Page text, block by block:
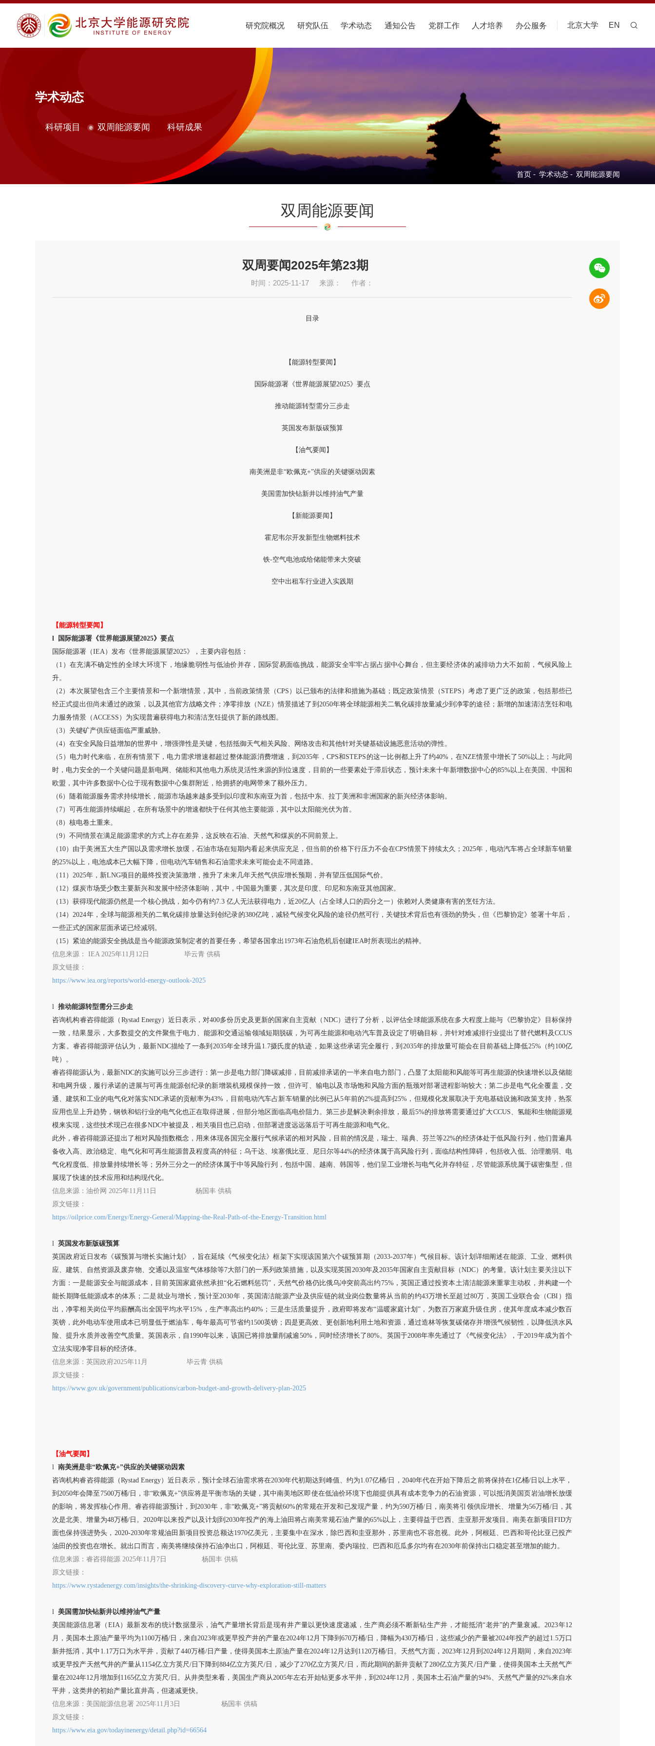
研究院概况 研究队伍 学术动态 通知公告 党群工作 人才培养 办公服务 北京大学 EN
首页 - 学术动态 - 双周能源要闻
学术动态
科研项目 双周能源要闻 科研成果
双周能源要闻
双周要闻2025年第23期
时间：2025-11-17 来源： 作者：
目录
【能源转型要闻】
国际能源署《世界能源展望2025》要点
推动能源转型需分三步走
英国发布新版碳预算
【油气要闻】
南美洲是非“欧佩克+”供应的关键驱动因素
美国需加快钻新井以维持油气产量
【新能源要闻】
霍尼韦尔开发新型生物燃料技术
铁-空气电池或给储能带来大突破
空中出租车行业进入实践期
【能源转型要闻】
l
国际能源署《世界能源展望2025》要点
国际能源署（IEA）发布《世界能源展望2025》，主要内容包括：
（ 1）在充满不确定性的全球大环境下，地缘脆弱性与低油价并存，国际贸易面临挑战，能源安全牢牢占据占据中心舞台，但主要经济体的减排动力大不如前，气候风险上
升。
（2）本次展望包含三个主要情景和一个新增情景，其中，当前政策情景（CPS）以已颁布的法律和措施为基础；既定政策情景（STEPS）考虑了更广泛的政策，包括那些已
经正式提出但尚未通过的政策，以及其他官方战略文件；净零排放（NZE）情景描述了到2050年将全球能源相关二氧化碳排放量减少到净零的途径；新增的加速清洁烹饪和电
力服务情景（ACCESS）为实现普遍获得电力和清洁烹饪提供了新的路线图。
（3）关键矿产供应链面临严重威胁。
（4）在安全风险日益增加的世界中，增强弹性是关键，包括抵御天气相关风险、网络攻击和其他针对关键基础设施恶意活动的弹性。
（5）电力时代来临，在所有情景下，电力需求增速都超过整体能源消费增速，到2035年，CPS和STEPS的这一比例都上升了约40%，在NZE情景中增长了50%以上；与此同
时，电力安全的一个关键问题是新电网、储能和其他电力系统灵活性来源的到位速度，目前的一些要素处于滞后状态，预计未来十年新增数据中心的85%以上在美国、中国和
欧盟，其中许多数据中心位于现有数据中心集群附近，给拥挤的电网带来了额外压力。
（6）随着能源服务需求持续增长，能源市场越来越多受到以印度和东南亚为首，包括中东、拉丁美洲和非洲国家的新兴经济体影响。
（ 7）可再生能源持续崛起，在所有场景中的增速都快于任何其他主要能源，其中以太阳能光伏为首。
（8）核电卷土重来。
（9）不同情景在满足能源需求的方式上存在差异，这反映在石油、天然气和煤炭的不同前景上。
（ 10）由于美洲五大生产国以及需求增长放缓，石油市场在短期内看起来供应充足，但当前的价格下行压力不会在CPS情景下持续太久；2025年，电动汽车将占全球新车销量
的25%以上，电池成本已大幅下降，但电动汽车销售和石油需求未来可能会走不同道路。
（ 11）2025年，新LNG项目的最终投资决策激增，推升了未来几年天然气供应增长预期，并有望压低国际气价。
（ 12）煤炭市场受少数主要新兴和发展中经济体影响，其中，中国最为重要，其次是印度、印尼和东南亚其他国家。
（ 13）获得现代能源仍然是一个核心挑战，如今仍有约7.3 亿人无法获得电力，近20亿人（占全球人口的四分之一）依赖对人类健康有害的烹饪方法。
（ 14）2024年，全球与能源相关的二氧化碳排放量达到创纪录的380亿吨，减轻气候变化风险的途径仍然可行，关键技术背后也有强劲的势头，但《巴黎协定》签署十年后，
一些正式的国家层面承诺已经减弱。
（ 15）紧迫的能源安全挑战是当今能源政策制定者的首要任务，希望各国拿出1973年石油危机后创建IEA时所表现出的精神。
信息来源：
IEA 2025年11月12日 毕云青 供稿
原文链接：
https://www.iea.org/reports/world-energy-outlook-2025
l 推动能源转型需分三步走
咨询机构睿咨得能源（ Rystad Energy）近日表示，对400多份历史及更新的国家自主贡献（NDC）进行了分析，以评估全球能源系统在多大程度上能与《巴黎协定》目标保持
一致，结果显示，大多数提交的文件聚焦于电力、能源和交通运输领域短期脱碳，为可再生能源和电动汽车普及设定了明确目标，并针对难减排行业提出了替代燃料及CCUS
方案。睿咨得能源评估认为，最新NDC描绘了一条到2035年全球升温1.7摄氏度的轨迹，如果这些承诺完全履行，到2035年的排放量可能会在目前基础上降低25%（约100亿
吨）。
睿咨得能源认为，最新NDC的实施可以分三步进行：第一步是电力部门降碳减排，目前减排承诺的一半来自电力部门，凸显了太阳能和风能等可再生能源的快速增长以及储能
和电网升级，履行承诺的进展与可再生能源创纪录的新增装机规模保持一致，但许可、输电以及市场饱和风险方面的瓶颈对部署进程影响较大；第二步是电气化全覆盖，交
通、建筑和工业的电气化对落实NDC承诺的贡献率为43%，目前电动汽车占新车销量的比例已从5年前的2%提高到25%，但规模化发展取决于充电基础设施和政策支持，热泵
应用也呈上升趋势，钢铁和铝行业的电气化也正在取得进展，但部分地区面临高电价阻力。第三步是解决剩余排放，最后5%的排放将需要通过扩大CCUS、氢能和生物能源规
模来实现，这些技术现已在很多NDC中被提及，相关项目也已启动，但部署进度远远落后于可再生能源和电气化。
此外，睿咨得能源还提出了相对风险指数概念，用来体现各国完全履行气候承诺的相对风险，目前的情况是，瑞士、瑞典、芬兰等22%的经济体处于低风险行列，他们普遍具
备收入高、政治稳定、电气化和可再生能源普及程度高的特征；乌干达、埃塞俄比亚、尼日尔等44%的经济体属于高风险行列，面临结构性障碍，包括收入低、治理脆弱、电
气化程度低、排放量持续增长等；另外三分之一的经济体属于中等风险行列，包括中国、越南、韩国等，他们呈工业增长与电气化并存特征，尽管能源系统属于碳密集型，但
展现了快速的技术应用和结构现代化。
信息来源：油价网 2025年11月11日 杨国丰 供稿
原文链接：
https://oilprice.com/Energy/Energy-General/Mapping-the-Real-Path-of-the-Energy-Transition.html
l 英国发布新版碳预算
英国政府近日发布《碳预算与增长实施计划》，旨在延续《气候变化法》框架下实现该国第六个碳预算期（2033-2037年）气候目标。该计划详细阐述在能源、工业、燃料供
应、建筑、自然资源及废弃物、交通以及温室气体移除等7大部门的一系列政策措施，以及实现英国2030年及2035年国家自主贡献目标（NDC）的考量。该计划主要关注以下
方面：一是能源安全与能源成本，目前英国家庭依然承担“化石燃料惩罚”，天然气价格仍比俄乌冲突前高出约75%，英国正通过投资本土清洁能源来重掌主动权，并构建一个
能长期降低能源成本的体系；二是就业与增长，预计至2030年，英国清洁能源产业及供应链的就业岗位数量将从当前的约43万增长至超过80万，英国工业联合会（CBI）指
出，净零相关岗位平均薪酬高出全国平均水平15%，生产率高出约40%；三是生活质量提升，政府即将发布“温暖家庭计划”，为数百万家庭升级住房，使其年度成本减少数百
英镑，此外电动车使用成本已明显低于燃油车，每年最高可节省约1500英镑；四是更高效、更创新地利用土地和资源，通过造林等恢复碳储存并增强气候韧性，以降低洪水风
险、提升水质并改善空气质量。英国表示，自1990年以来，该国已将排放量削减逾50%，同时经济增长了80%。英国于2008年率先通过了《气候变化法》，于2019年成为首个
立法实现净零目标的经济体。
信息来源：英国政府2025年11月 毕云青 供稿
原文链接：
https://www.gov.uk/government/publications/carbon-budget-and-growth-delivery-plan-2025
【油气要闻】
l 南美洲是非“欧佩克+”供应的关键驱动因素
咨询机构睿咨得能源（Rystad Energy）近日表示，预计全球石油需求将在2030年代初期达到峰值、约为1.07亿桶/日，2040年代在开始下降后之前将保持在1亿桶/日以上水平，
到2050年会降至7500万桶/日，非“欧佩克+”供应将是平衡市场的关键，其中南美地区即使在低油价环境下也能提供具有成本竞争力的石油资源，可以抵消美国页岩油增长放缓
的影响，将发挥核心作用。睿咨得能源预计，到2030年，非“欧佩克+”将贡献60%的常规在开发和已发现产量，约为590万桶/日，南美将引领供应增长、增量为56万桶/日，其
次是北美、增量为48万桶/日。2020年以来投产以及计划到2030年投产的海上油田将占南美常规石油产量的65%以上，主要得益于巴西、圭亚那开发项目。南美在新项目FID方
面也保持强进势头，2020-2030年常规油田新项目投资总额达1970亿美元，主要集中在深水，除巴西和圭亚那外，苏里南也不容忽视。此外，阿根廷、巴西和哥伦比亚已投产
油田的投资也在增长。就出口而言，南美将继续保持石油净出口，阿根廷、哥伦比亚、苏里南、委内瑞拉、巴西和厄瓜多尔均有在2030年前保持出口稳定甚至增加的能力。
信息来源：睿咨得能源 2025年11月7日 杨国丰 供稿
原文链接：
https://www.rystadenergy.com/insights/the-shrinking-discovery-curve-why-exploration-still-matters
l 美国需加快钻新井以维持油气产量
美国能源信息署（ EIA）最新发布的统计数据显示，油气产量增长背后是现有井产量以更快速度递减，生产商必须不断新钻生产井，才能抵消“老井”的产量衰减。2023年12
月，美国本土原油产量平均为1100万桶/日，来自2023年或更早投产井的产量在2024年12月下降到670万桶/日，降幅为430万桶/日，这些减少的产量被2024年投产的超过1.5万口
新井抵消，其中1.17万口为水平井，贡献了440万桶/日产量，使得美国本土原油产量在2024年12月达到1120万桶/日。天然气方面，2023年12月到2024年12月期间，来自2023年
或更早投产天然气井的产量从1154亿立方英尺/日下降到884亿立方英尺/日，减少了270亿立方英尺/日，而此期间的新井贡献了280亿立方英尺/日产量，使得美国本土天然气产
量在2024年12月增加到1165亿立方英尺/日。从井类型来看，美国生产商从2005年左右开始钻更多水平井，到2024年12月，美国本土石油产量的94%、天然气产量的92%来自水
平井，这类井的初始产量比直井高，但递减更快。
信息来源：美国能源信息署 2025年11月3日 杨国丰 供稿
原文链接：
https://www.eia.gov/todayinenergy/detail.php?id=66564